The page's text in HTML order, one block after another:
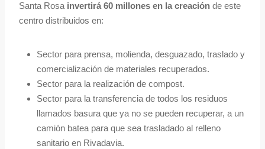
Santa Rosa invertirá 60 millones en la creación de este
centro distribuidos en:
Sector para prensa, molienda, desguazado, traslado y
comercialización de materiales recuperados.
Sector para la realización de compost.
Sector para la transferencia de todos los residuos
llamados basura que ya no se pueden recuperar, a un
camión batea para que sea trasladado al relleno
sanitario en Rivadavia.